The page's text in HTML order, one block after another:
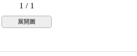
1 / 1
展開圖